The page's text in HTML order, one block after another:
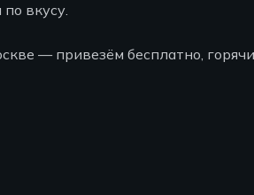
вкусу.
— привезём бесплатно,